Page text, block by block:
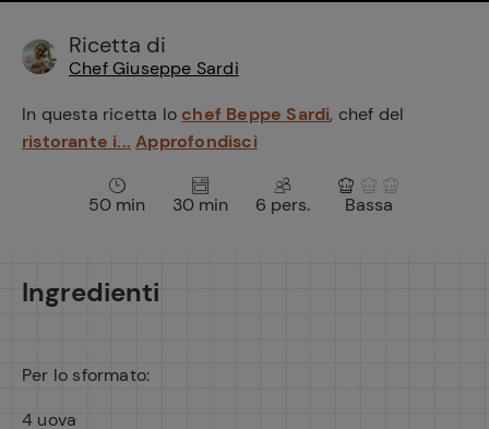
Ricetta di
Chef Giuseppe Sardi
In questa ricetta lo chef Beppe Sardi, chef del
ristorante i... Approfondisci
50 min 30 min 6 pers. Bassa
Ingredienti
Per lo sformato:
4 uova